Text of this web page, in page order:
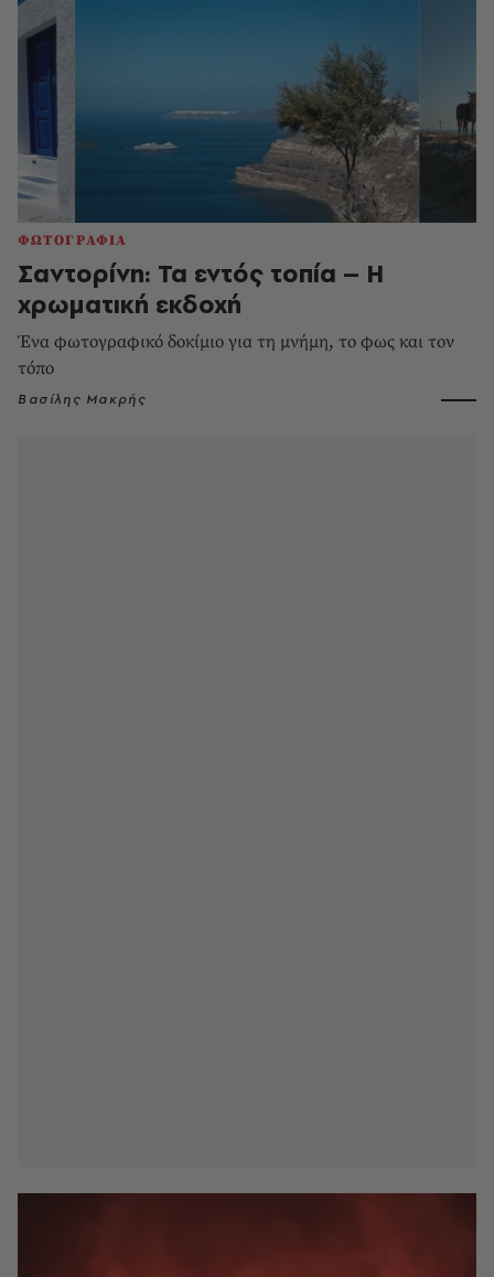
ΦΩΤΟΓΡΑΦΙΑ
Σαντορίνη: Τα εντός τοπία – Η
χρωματική εκδοχή
Ένα φωτογραφικό δοκίμιο για τη μνήμη, το φως και τον
τόπο
Βασίλης Μακρής